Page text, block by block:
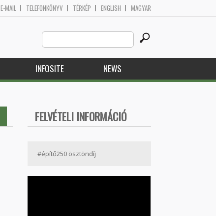
E-MAIL TELEFONKÖNYV TÉRKÉP ENGLISH MAGYAR
Search
this
site
INFOSITE NEWS
FELVÉTELI INFORMÁCIÓ
#építő250 ösztöndíj